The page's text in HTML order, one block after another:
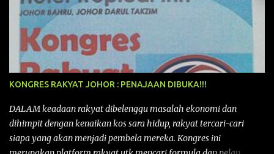
KONGRES RAKYAT JOHOR : PENAJAAN DIBUKA!!!
DALAM keadaan rakyat dibelenggu masalah ekonomi dan
dihimpit dengan kenaikan kos sara hidup, rakyat tercari-cari
siapa yang akan menjadi pembela mereka. Kongres ini